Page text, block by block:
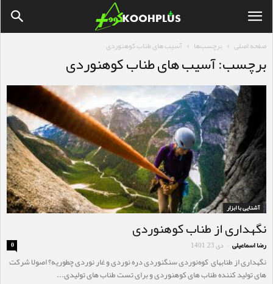
صفحه اصلی برچسب‌ها آسیب های طناب کوهنوردی
برچسب: آسیب های طناب کوهنوردی
آشنایی با ابزار
نگهداری از طناب کوهنوردی
رضا اسماعیلی - دی 23, 1401 0
نگهداری از طنابهای کوه‌نوردی سنگنوردی دره نوردی و غار نوردی چطوریه؟ اصولا شرکت
های تولید کننده طناب های کوهنوردی و برای تست طناب های تولیدی...